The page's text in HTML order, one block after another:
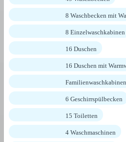
8 Waschbecken mit
8 Einzelwaschkabinen
16 Duschen
16 Duschen mit
Familienwaschkabinen
6 Geschirrspülbecken
15 Toiletten
4 Waschmaschinen